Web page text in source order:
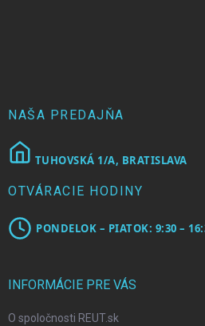
NAŠA PREDAJŇA
TUHOVSKÁ 1/A, BRATISLAVA
OTVÁRACIE HODINY
PONDELOK – PIATOK: 9:30 –
INFORMÁCIE PRE VÁS
O spoločnosti REUT.sk